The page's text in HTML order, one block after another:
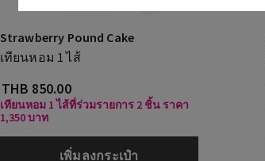
Strawberry Pound Cake
เทียนหอม 1 ไส้
THB 850.00
เทียนหอม 1 ไส้ที่ร่วมรายการ 2 ชิ้น ราคา
1,350 บาท
เพิ่มลงกระเป๋า